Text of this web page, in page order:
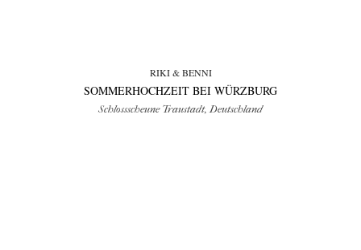
RIKI & BENNI
SOMMERHOCHZEIT BEI WÜRZBURG
Schlossscheune Traustadt, Deutschland